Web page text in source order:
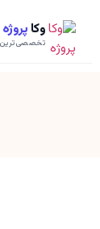
وکا پروژه
تخصصی‌ترین